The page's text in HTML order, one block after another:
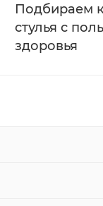
Подбираем
стулья с
здоровья